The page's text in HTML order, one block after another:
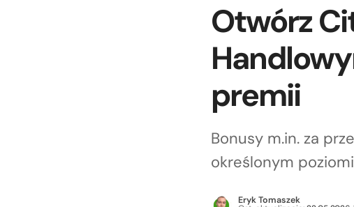
Otwórz
premii
Bonusy m.in. za
określonym
Eryk Tomaszek